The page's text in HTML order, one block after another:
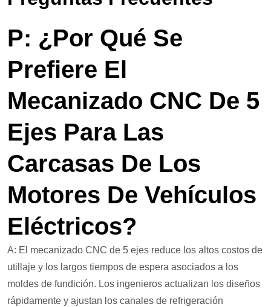
P: ¿Por Qué Se
Prefiere El
Mecanizado CNC De 5
Ejes Para Las
Carcasas De Los
Motores De Vehículos
Eléctricos?
A: El mecanizado CNC de 5 ejes reduce los altos costos de
utillaje y los largos tiempos de espera asociados a los
moldes de fundición. Los ingenieros actualizan los diseños
rápidamente y ajustan los canales de refrigeración